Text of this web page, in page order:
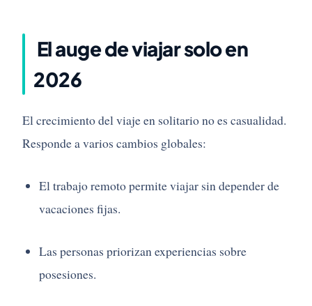
El auge de viajar solo en
2026
El crecimiento del viaje en solitario no es casualidad.
Responde a varios cambios globales:
El trabajo remoto permite viajar sin depender de
vacaciones fijas.
Las personas priorizan experiencias sobre
posesiones.